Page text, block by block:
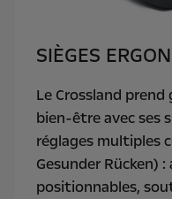
SIÈGES
Le Crossland
bien-être avec ses
réglages multiples
Gesunder Rücken)
positionnables,